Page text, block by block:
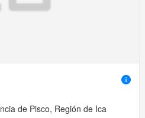
de Pisco, Región de Ica